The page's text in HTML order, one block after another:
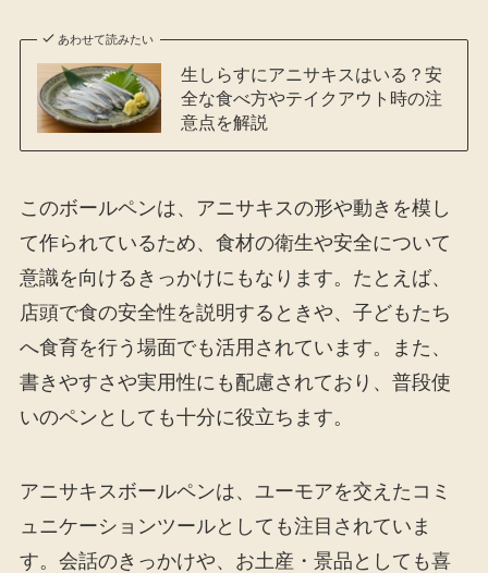
あわせて読みたい
生しらすにアニサキスはいる？安
全な食べ方やテイクアウト時の注
意点を解説
このボールペンは、アニサキスの形や動きを模し
て作られているため、食材の衛生や安全について
意識を向けるきっかけにもなります。たとえば、
店頭で食の安全性を説明するときや、子どもたち
へ食育を行う場面でも活用されています。また、
書きやすさや実用性にも配慮されており、普段使
いのペンとしても十分に役立ちます。
アニサキスボールペンは、ユーモアを交えたコミ
ュニケーションツールとしても注目されていま
す。会話のきっかけや、お土産・景品としても喜